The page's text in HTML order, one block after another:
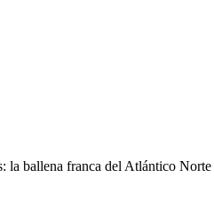
la ballena franca del Atlántico Norte